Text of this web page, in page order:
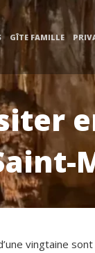
GÎTE FAMILLE
vingtaine